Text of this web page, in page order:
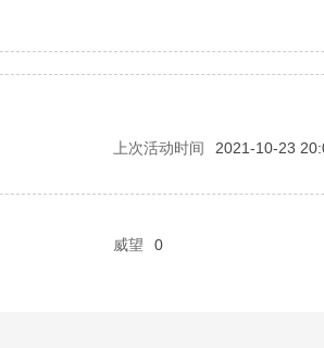
上次活动时间
2021-10-23
威望
0